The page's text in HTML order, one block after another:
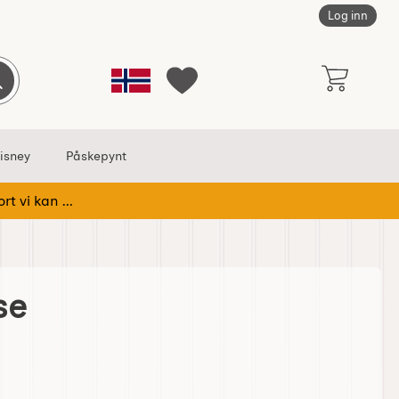
Log inn
Norge Mine favoritter
Påskepynt
vi kan ...